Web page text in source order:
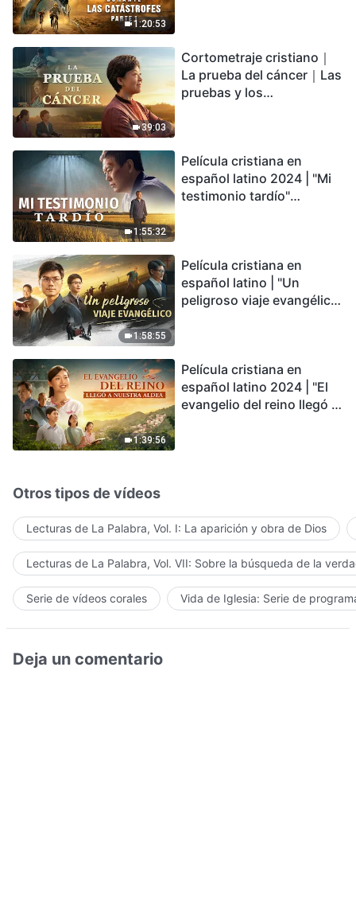
1:20:53
encontrarás refugio?
39:03
Cortometraje cristiano｜
La prueba del cáncer｜Las
pruebas y los
1:55:32
Película cristiana en
español latino 2024 | "Mi
testimonio tardío"
conmovedor
1:58:55
Película cristiana en
español latino | "Un
peligroso viaje evangélico"
1:39:56
Película cristiana en
español latino 2024 | "El
evangelio del reino llegó a
Otros tipos de vídeos
Lecturas de La Palabra, Vol. I: La aparición y obra de Dios
Lecturas de La Palabra, Vol. VII: Sobre la búsqueda de la
Serie de vídeos corales Vida de Iglesia: Serie de
Deja un comentario